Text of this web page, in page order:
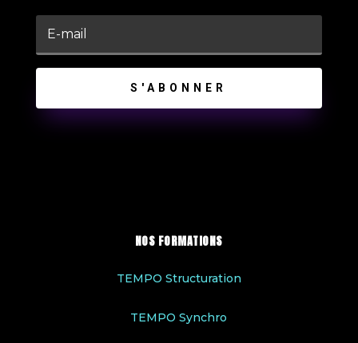
S'ABONNER
NOS FORMATIONS
TEMPO Structuration
TEMPO Synchro